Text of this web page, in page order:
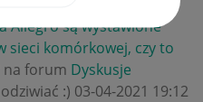
Allegro są wystawione
sieci komórkowej, czy to
na forum Dyskusje
:) ‎03-04-2021 19:12